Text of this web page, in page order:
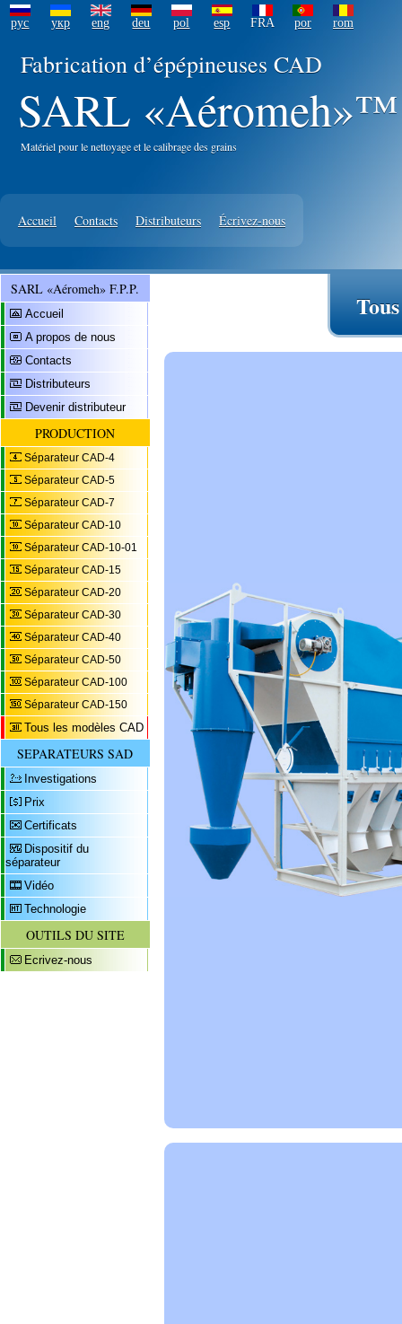
рус укр eng deu pol esp FRA por rom
Fabrication d’épépineuses CAD
SARL «Aéromeh»™
Matériel pour le nettoyage et le calibrage des grains
Accueil Contacts Distributeurs Écrivez-nous
SARL «Aéromeh» F.P.P.
Accueil
A propos de nous
Contacts
Distributeurs
Devenir distributeur
PRODUCTION
Séparateur CAD-4
Séparateur CAD-5
Séparateur CAD-7
Séparateur CAD-10
Séparateur CAD-10-01
Séparateur CAD-15
Séparateur CAD-20
Séparateur CAD-30
Séparateur CAD-40
Séparateur CAD-50
Séparateur CAD-100
Séparateur CAD-150
Tous les modèles CAD
SEPARATEURS SAD
Investigations
Prix
Certificats
Dispositif du
séparateur
Vidéo
Technologie
OUTILS DU SITE
Ecrivez-nous